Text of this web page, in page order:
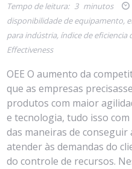
Tempo de leitura: 3 minutos
disponibilidade de equipamento,
para indústria, índice de eficiencia
Effectiveness
OEE O aumento da
que as empresas
produtos com maior
e tecnologia, tudo isso
das maneiras de conseguir
atender às demandas do
do controle de recursos.